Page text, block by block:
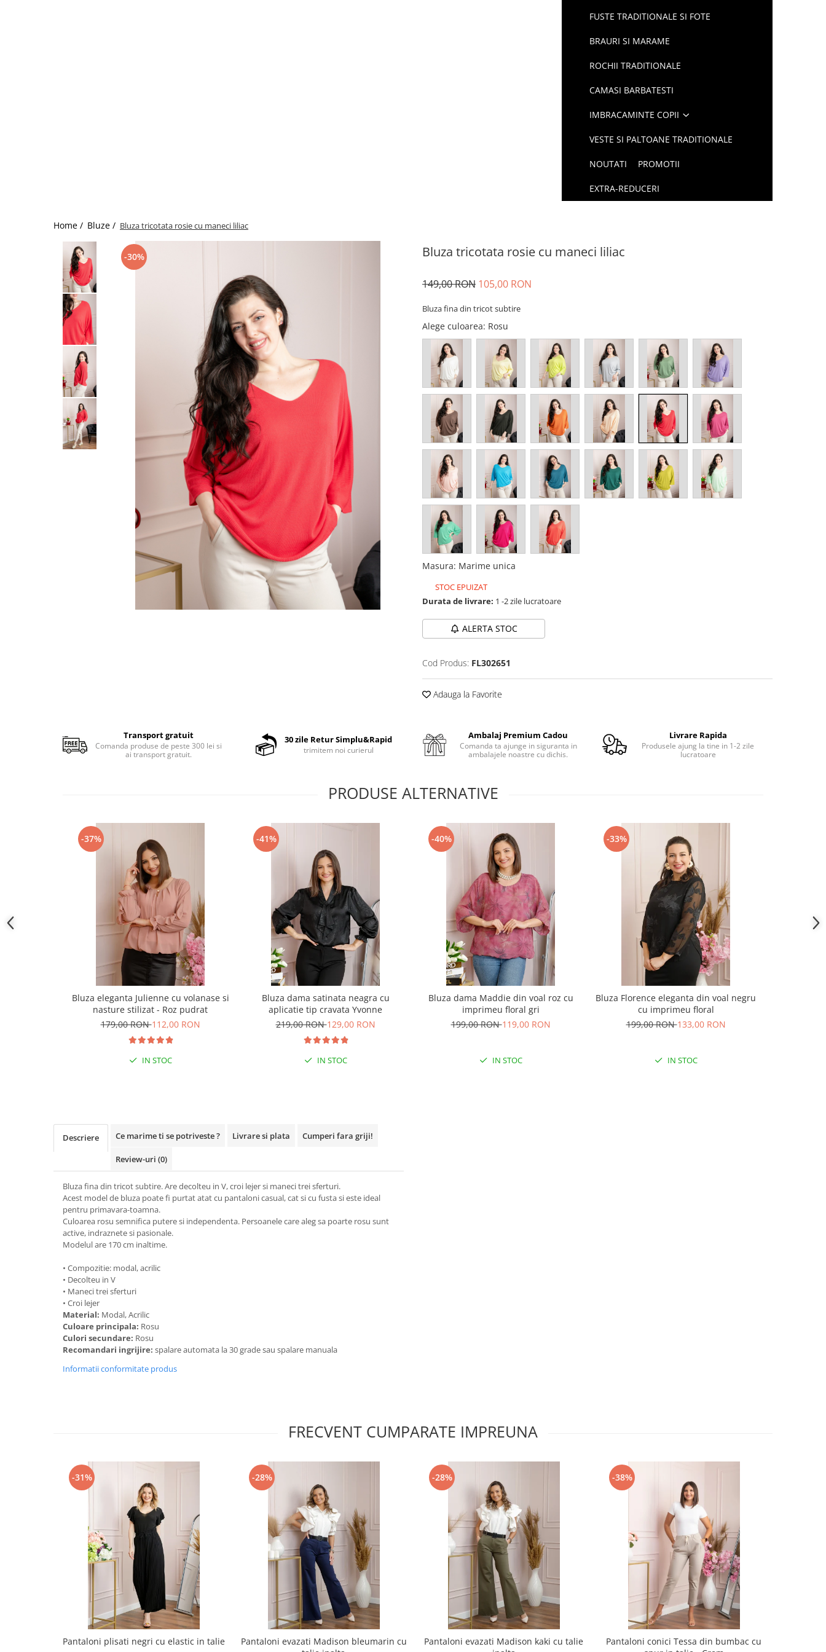
FUSTE TRADITIONALE SI FOTE
BRAURI SI MARAME
ROCHII TRADITIONALE
CAMASI BARBATESTI
IMBRACAMINTE COPII
VESTE SI PALTOANE TRADITIONALE
NOUTATI PROMOTII
EXTRA-REDUCERI
Home / Bluze / Bluza tricotata rosie cu maneci liliac
Bluza tricotata rosie cu maneci liliac
-30%
149,00 RON 105,00 RON
Bluza fina din tricot subtire
Alege culoarea: Rosu
Masura: Marime unica
STOC EPUIZAT
Durata de livrare: 1 -2 zile lucratoare
ALERTA STOC
Cod Produs: FL302651
Adauga la Favorite
Transport gratuit
Comanda produse de peste 300 lei si
ai transport gratuit.
30 zile Retur Simplu&Rapid
trimitem noi curierul
Ambalaj Premium Cadou
Comanda ta ajunge in siguranta in
ambalajele noastre cu dichis.
Livrare Rapida
Produsele ajung la tine in 1-2 zile
lucratoare
PRODUSE ALTERNATIVE
-37%
Bluza eleganta Julienne cu volanase si
nasture stilizat - Roz pudrat
179,00 RON112,00 RON
IN STOC
-41%
Bluza dama satinata neagra cu
aplicatie tip cravata Yvonne
219,00 RON129,00 RON
IN STOC
-40%
Bluza dama Maddie din voal roz cu
imprimeu floral gri
199,00 RON119,00 RON
IN STOC
-33%
Bluza Florence eleganta din voal negru
cu imprimeu floral
199,00 RON133,00 RON
IN STOC
Descriere Ce marime ti se potriveste ? Livrare si plata Cumperi fara griji!
Review-uri (0)
Bluza fina din tricot subtire. Are decolteu in V, croi lejer si maneci trei sferturi.
Acest model de bluza poate fi purtat atat cu pantaloni casual, cat si cu fusta si este ideal
pentru primavara-toamna.
Culoarea rosu semnifica putere si independenta. Persoanele care aleg sa poarte rosu sunt
active, indraznete si pasionale.
Modelul are 170 cm inaltime.
• Compozitie: modal, acrilic
• Decolteu in V
• Maneci trei sferturi
• Croi lejer
Material: Modal, Acrilic
Culoare principala: Rosu
Culori secundare: Rosu
Recomandari ingrijire: spalare automata la 30 grade sau spalare manuala
Informatii conformitate produs
FRECVENT CUMPARATE IMPREUNA
-31%
Pantaloni plisati negri cu elastic in talie
-28%
Pantaloni evazati Madison bleumarin cu
-28%
Pantaloni evazati Madison kaki cu talie
-38%
Pantaloni conici Tessa din bumbac cu